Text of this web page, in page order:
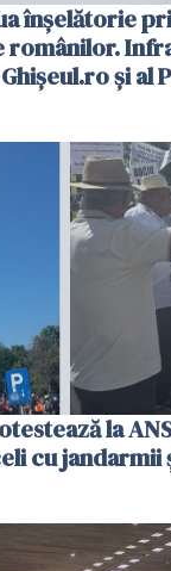
înșelătorie
românilor.
și al
la
cu jandarmii